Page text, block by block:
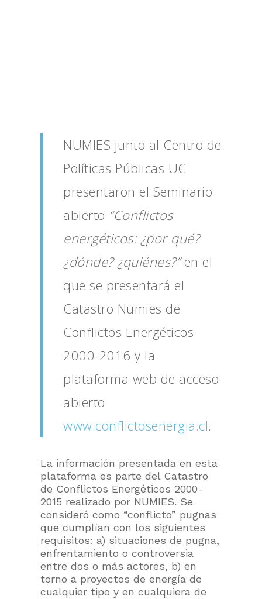
NUMIES junto al Centro de
Políticas Públicas UC
presentaron el Seminario
abierto “Conflictos
energéticos: ¿por qué?
¿dónde? ¿quiénes?”en el
que se presentará el
Catastro Numies de
Conflictos Energéticos
2000-2016 y la
plataforma web de acceso
abierto
www.conflictosenergia.cl.
La información presentada en esta
plataforma es parte del Catastro
de Conflictos Energéticos 2000-
2015 realizado por NUMIES. Se
consideró como “conflicto” pugnas
que cumplían con los siguientes
requisitos: a) situaciones de pugna,
enfrentamiento o controversia
entre dos o más actores, b) en
torno a proyectos de energía de
cualquier tipo y en cualquiera de